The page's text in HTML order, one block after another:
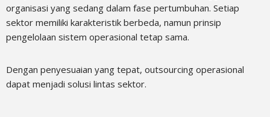
organisasi yang sedang dalam fase pertumbuhan. Setiap
sektor memiliki karakteristik berbeda, namun prinsip
pengelolaan sistem operasional tetap sama.
Dengan penyesuaian yang tepat, outsourcing operasional
dapat menjadi solusi lintas sektor.